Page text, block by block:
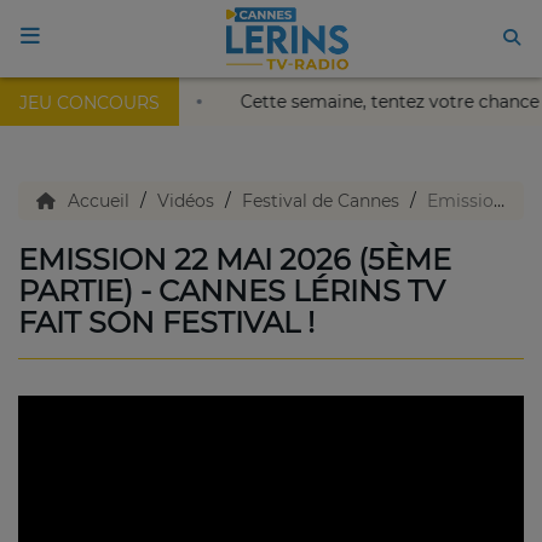
JEU CONCOURS
Nikaïa de Nice ! Cette semaine, tentez votre
TV en direct
Replay TV
Accueil Vidéos Festival de Cannes Emission 22 mai 2026 (5ème partie) - Cannes Lérins TV fait son festival !
EMISSION 22 MAI 2026 (5ÈME
PARTIE) - CANNES LÉRINS TV
FAIT SON FESTIVAL !